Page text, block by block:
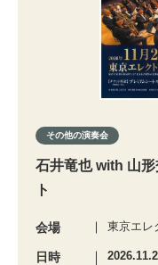
その他の演奏会
石井竜也 with 山
ト
会場 東京エレ
日時